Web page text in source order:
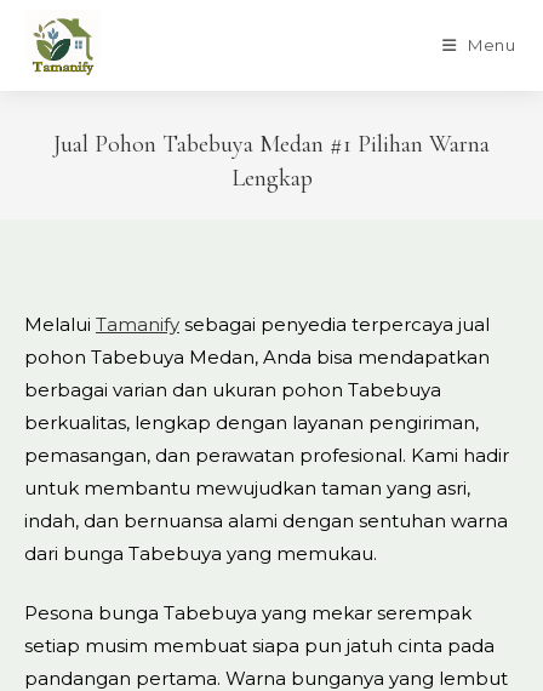
content
Menu
Jual Pohon Tabebuya Medan #1 Pilihan Warna
Lengkap
Melalui Tamanify sebagai penyedia terpercaya jual
pohon Tabebuya Medan, Anda bisa mendapatkan
berbagai varian dan ukuran pohon Tabebuya
berkualitas, lengkap dengan layanan pengiriman,
pemasangan, dan perawatan profesional. Kami hadir
untuk membantu mewujudkan taman yang asri,
indah, dan bernuansa alami dengan sentuhan warna
dari bunga Tabebuya yang memukau.
Pesona bunga Tabebuya yang mekar serempak
setiap musim membuat siapa pun jatuh cinta pada
pandangan pertama. Warna bunganya yang lembut